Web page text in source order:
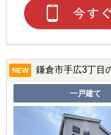
NEW 鎌倉市手広3丁目
一戸建て